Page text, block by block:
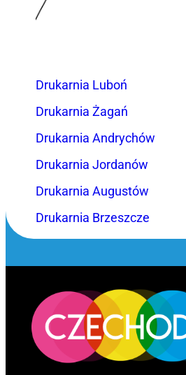
Drukarnia Luboń
Drukarnia Żagań
Drukarnia Andrychów
Drukarnia Jordanów
Drukarnia Augustów
Drukarnia Brzeszcze